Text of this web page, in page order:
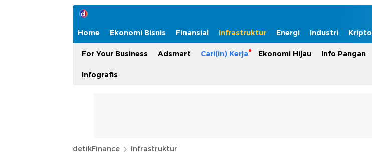
Home Ekonomi Bisnis Finansial Infrastruktur Energi Industri Kripto
For Your Business Adsmart Cari(in) Kerja Ekonomi Hijau Info Pangan
Infografis
detikFinance Infrastruktur